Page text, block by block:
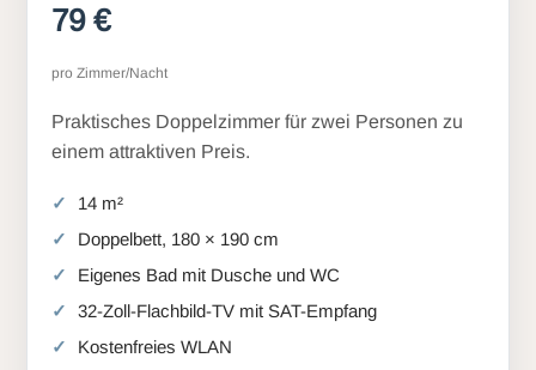
79 €
pro Zimmer/Nacht
Praktisches Doppelzimmer für zwei Personen zu
einem attraktiven Preis.
14 m²
Doppelbett, 180 × 190 cm
Eigenes Bad mit Dusche und WC
32-Zoll-Flachbild-TV mit SAT-Empfang
Kostenfreies WLAN